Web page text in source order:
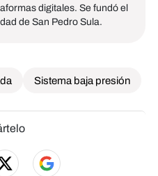
digitales. Se fundó el
de San Pedro Sula.
Sistema baja presión